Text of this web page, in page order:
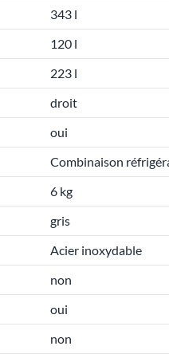
343 l
120 l
223 l
droit
oui
Combinaison
6 kg
gris
Acier inoxydable
non
oui
non